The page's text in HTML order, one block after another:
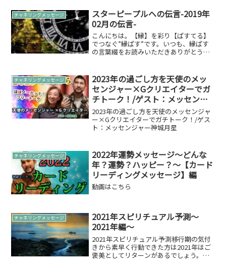
た、セルフチャネリングの際の高次元か
らのメッセ...
チャネリングメッセージ
スターピープルへの伝言-2019年
02月の伝言-
こんにちは。【縁】を彩り【ぱすてる】
でつなぐ”縁ぱす”です。いつも、縁ぱす
の言葉綴をお読みいただきありがとうご
いと思います。2019年02月の伝言 スター
ピープ...
チャネリングメッセージ
2023年の過ごし方を天使のメッ
センジャー×Gクリエイターでガ
チトーク！/ゲスト：メッセンジ
ャー神城月星
2023年の過ごし方を天使のメッセンジャ
ー×Gクリエイターでガチトーク！/ゲス
ト：メッセンジャー神城月星
チャネリングメッセージ
2022年運勢メッセージ～どんな
年？運勢？ハッピー？～【カード
リーディングメッセージ】編
動画はこちら
チャネリングメッセージ
2021年スピリチュアル予測～
2021年編～
2021年スピリチュアル予測移行期の気付
きから素早く行動できた方は2021年はご
褒美としてリターンがあるでしょう。そ